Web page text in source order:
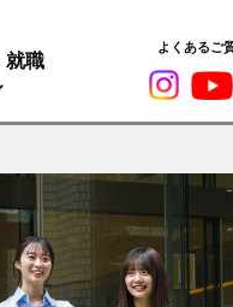
就職
よくあるご